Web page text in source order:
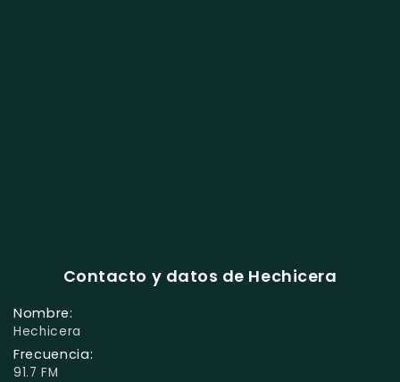
Contacto y datos de Hechicera
Nombre:
Hechicera
Frecuencia:
91.7 FM